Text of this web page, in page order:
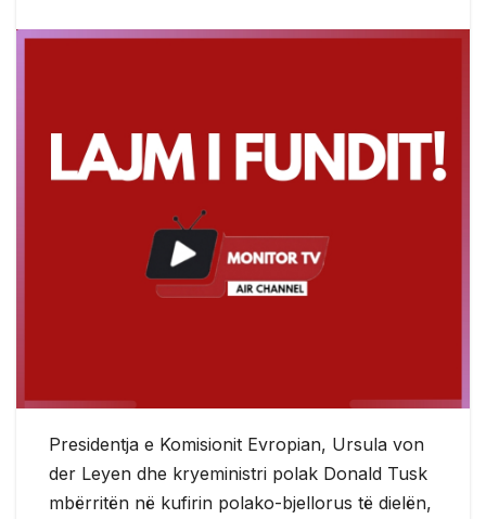
Presidentja e Komisionit Evropian, Ursula von
der Leyen dhe kryeministri polak Donald Tusk
mbërritën në kufirin polako-bjellorus të dielën,